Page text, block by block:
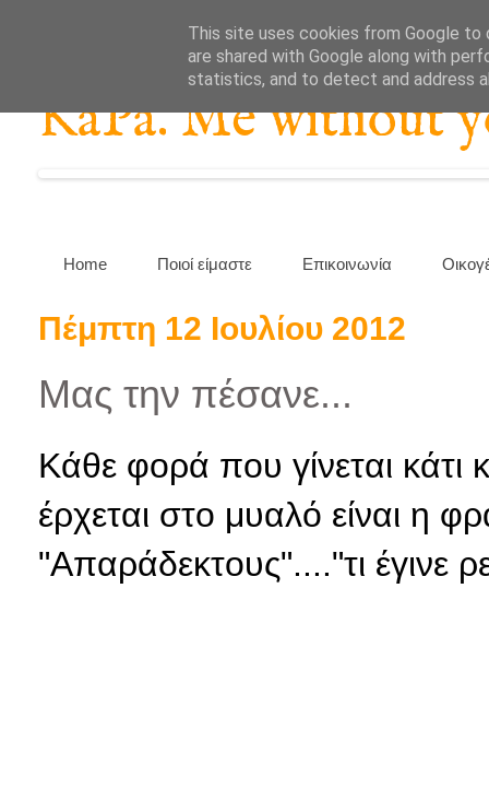
KaPa. Me without
Home Ποιοί είμαστε Επικοινωνία
Πέμπτη 12 Ιουλίου 2012
Μας την πέσανε...
Κάθε φορά που γίνεται
έρχεται στο μυαλό είναι η
"Απαράδεκτους"...."τι έγινε
This site uses cookies from Google to
are shared with Google along with
statistics, and to detect and address